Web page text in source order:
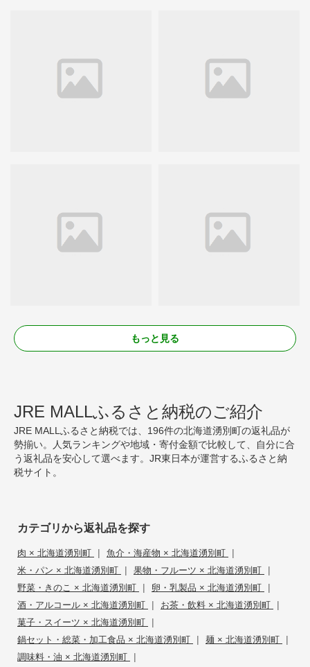
もっと見る
JRE MALLふるさと納税のご紹介
JRE MALLふるさと納税では、196件の北海道湧別町の返礼品が
勢揃い。人気ランキングや地域・寄付金額で比較して、自分に合
う返礼品を安心して選べます。JR東日本が運営するふるさと納
税サイト。
カテゴリから返礼品を探す
肉 × 北海道湧別町 | 魚介・海産物 × 北海道湧別町 |
米・パン × 北海道湧別町 | 果物・フルーツ × 北海道湧別町 |
野菜・きのこ × 北海道湧別町 | 卵・乳製品 × 北海道湧別町 |
酒・アルコール × 北海道湧別町 | お茶・飲料 × 北海道湧別町 |
菓子・スイーツ × 北海道湧別町 |
鍋セット・総菜・加工食品 × 北海道湧別町 | 麺 × 北海道湧別町 |
調味料・油 × 北海道湧別町 |